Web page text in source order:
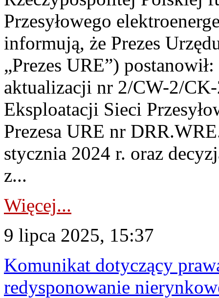
Przesyłowego
informują, że Prezes
„Prezes URE”)
aktualizacji nr 2/CW-2/
Eksploatacji Sieci
Prezesa URE nr
stycznia 2024 r. oraz
z...
Więcej...
9 lipca 2025, 15:37
Komunikat dotyczący
redysponowanie